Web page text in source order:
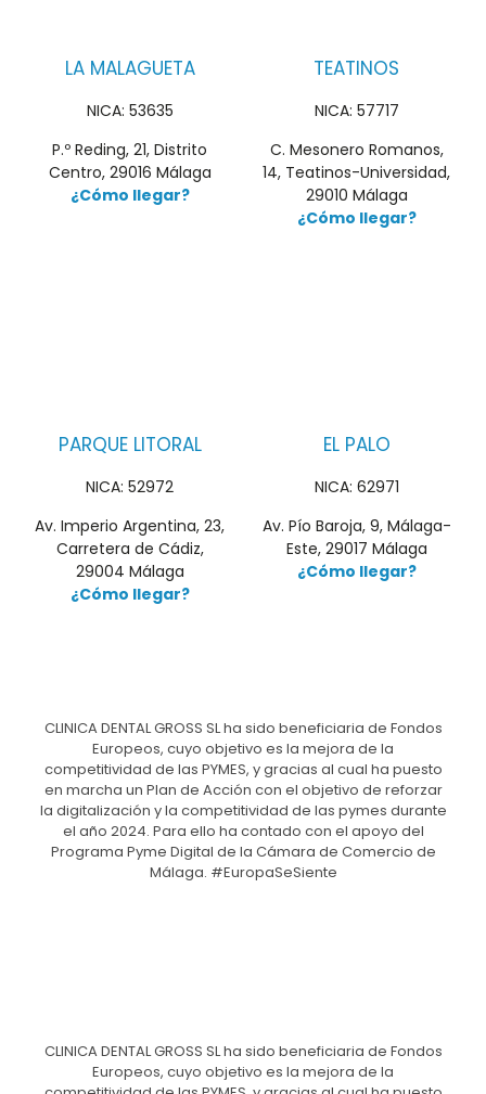
LA MALAGUETA
NICA: 53635
P.º Reding, 21, Distrito
Centro, 29016 Málaga
¿Cómo llegar?
TEATINOS
NICA: 57717
C. Mesonero Romanos,
14, Teatinos-Universidad,
29010 Málaga
¿Cómo llegar?
PARQUE LITORAL
NICA: 52972
Av. Imperio Argentina, 23,
Carretera de Cádiz,
29004 Málaga
¿Cómo llegar?
EL PALO
NICA: 62971
Av. Pío Baroja, 9, Málaga-
Este, 29017 Málaga
¿Cómo llegar?
CLINICA DENTAL GROSS SL ha sido beneficiaria de Fondos
Europeos, cuyo objetivo es la mejora de la
competitividad de las PYMES, y gracias al cual ha puesto
en marcha un Plan de Acción con el objetivo de reforzar
la digitalización y la competitividad de las pymes durante
el año 2024. Para ello ha contado con el apoyo del
Programa Pyme Digital de la Cámara de Comercio de
Málaga. #EuropaSeSiente
CLINICA DENTAL GROSS SL ha sido beneficiaria de Fondos
Europeos, cuyo objetivo es la mejora de la